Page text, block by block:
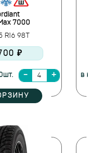
7000
R16 98T
₽
в